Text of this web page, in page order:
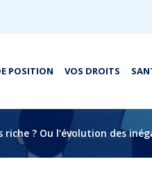
POSITION VOS DROITS
riche ? Ou l’évolution des